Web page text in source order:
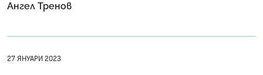
Ангел Тренов
27 ЯНУАРИ 2023